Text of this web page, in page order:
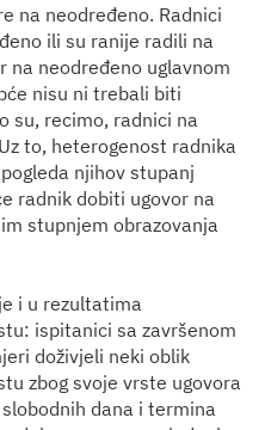
na neodređeno. Radnici
ili su ranije radili na
na neodređeno uglavnom
nisu ni trebali biti
su, recimo, radnici na
to, heterogenost radnika
njihov stupanj
radnik dobiti ugovor na
stupnjem obrazovanja
i u rezultatima
ispitanici sa završenom
doživjeli neki oblik
zbog svoje vrste ugovora
dana i termina